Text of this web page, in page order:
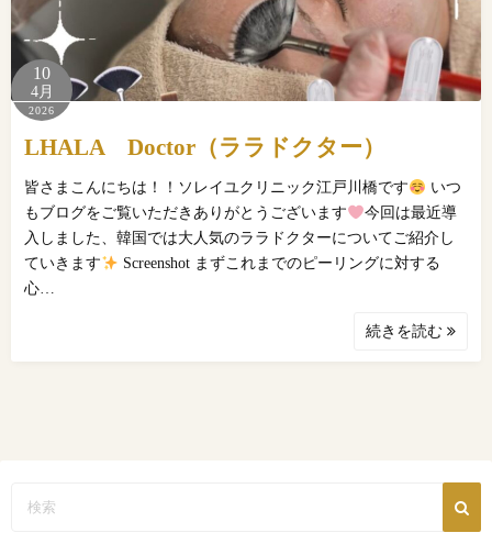
10
4月
2026
LHALA Doctor（ララドクター）
皆さまこんにちは！！ソレイユクリニック江戸川橋です
いつ
もブログをご覧いただきありがとうございます
今回は最近導
入しました、韓国では大人気のララドクターについてご紹介し
ていきます
Screenshot まずこれまでのピーリングに対する
心…
続きを読む